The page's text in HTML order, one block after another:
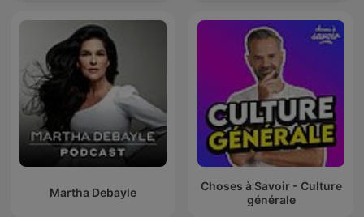
Martha Debayle
Choses à Savoir - Culture
générale